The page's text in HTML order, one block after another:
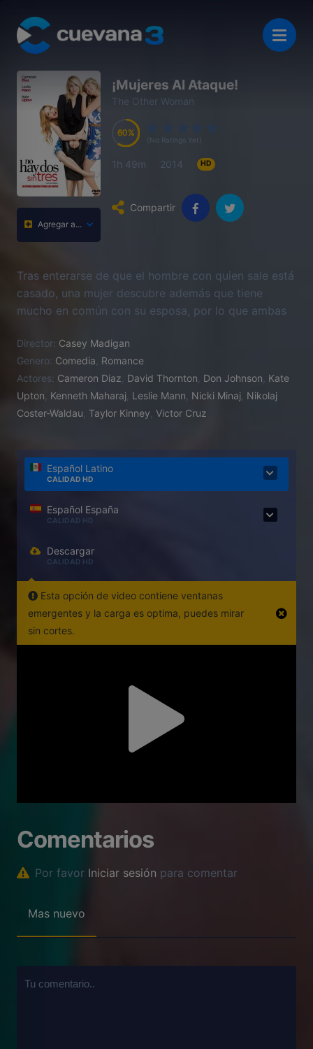
Agregar a...
¡Mujeres Al Ataque!
The Other Woman
60
60
60
60
(No Ratings Yet)
1h 49m 2014 HD
Compartir
Tras enterarse de que el hombre con quien sale está
casado, una mujer descubre además que tiene
mucho en común con su esposa, por lo que ambas
también con la ayuda de su actual amante.
Director: Casey Madigan
Genero: Comedia Romance
Actores: Cameron Diaz David Thornton Don Johnson Kate
Upton Kenneth Maharaj Leslie Mann Nicki Minaj Nikolaj
Coster-Waldau Taylor Kinney Victor Cruz
Español Latino
CALIDAD HD
Español España
CALIDAD HD
Descargar
CALIDAD HD
Esta opción de video contiene ventanas
emergentes y la carga es optima, puedes mirar
sin cortes.
Comentarios
Por favor Iniciar sesión para comentar
Mas nuevo